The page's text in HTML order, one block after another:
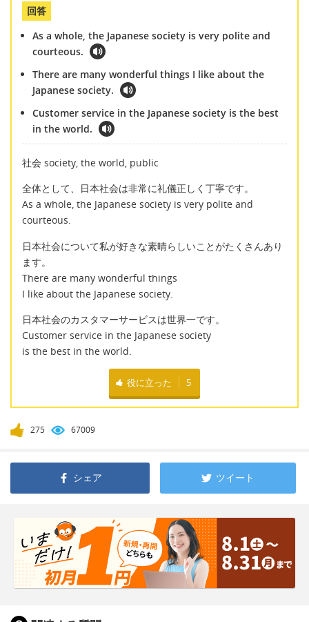
回答
As a whole, the Japanese society is very polite and
courteous.
There are many wonderful things I like about the
Japanese society.
Customer service in the Japanese society is the best
in the world.
社会 society, the world, public
全体として、日本社会は非常に礼儀正しく丁寧です。
As a whole, the Japanese society is very polite and
courteous.
日本社会について私が好きな素晴らしいことがたくさんあり
ます。
There are many wonderful things
I like about the Japanese society.
日本社会のカスタマーサービスは世界一です。
Customer service in the Japanese society
is the best in the world.
役に立った 5
275 67009
シェア ツイート